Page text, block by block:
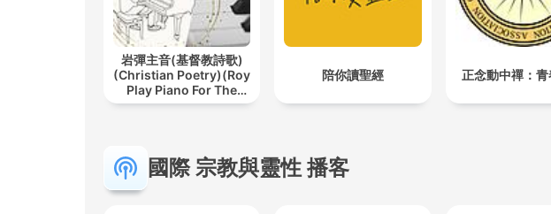
岩彈主音(基督教詩歌)
(Christian Poetry)(Roy
Play Piano For The
Lord)
陪你讀聖經 正念動中禪：
國際 宗教與靈性 播客